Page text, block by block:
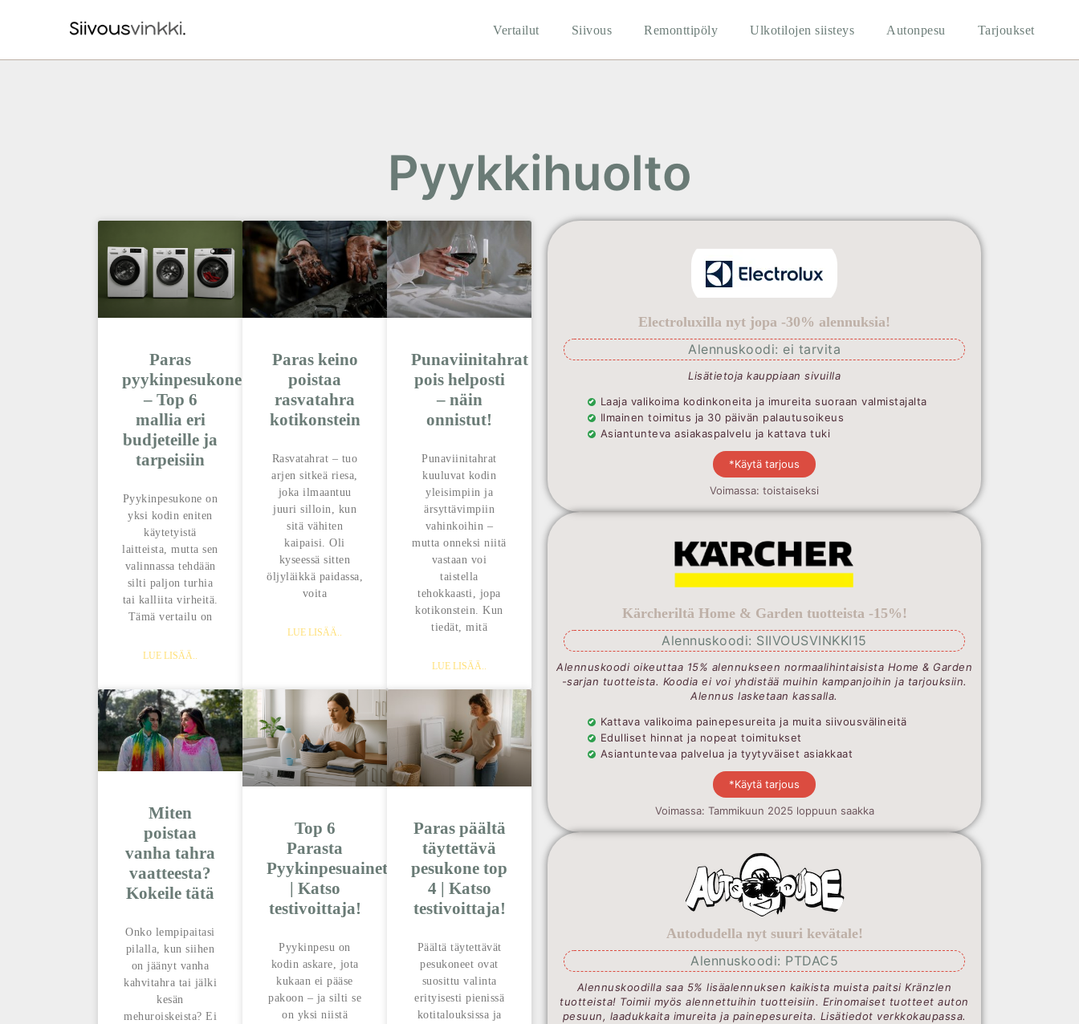
Vertailut Siivous Remonttipöly Ulkotilojen siisteys Autonpesu Tarjoukset
Pyykkihuolto
Paras
pyykinpesukone
– Top 6
mallia eri
budjeteille ja
tarpeisiin
Pyykinpesukone on
yksi kodin eniten
käytetyistä
laitteista, mutta sen
valinnassa tehdään
silti paljon turhia
tai kalliita virheitä.
Tämä vertailu on
LUE LISÄÄ..
Paras keino
poistaa
rasvatahra
kotikonstein
Rasvatahrat – tuo
arjen sitkeä riesa,
joka ilmaantuu
juuri silloin, kun
sitä vähiten
kaipaisi. Oli
kyseessä sitten
öljyläikkä paidassa,
voita
LUE LISÄÄ..
Punaviinitahrat
pois helposti
– näin
onnistut!
Punaviinitahrat
kuuluvat kodin
yleisimpiin ja
ärsyttävimpiin
vahinkoihin –
mutta onneksi niitä
vastaan voi
taistella
tehokkaasti, jopa
kotikonstein. Kun
tiedät, mitä
LUE LISÄÄ..
Miten
poistaa
vanha tahra
vaatteesta?
Kokeile tätä
Onko lempipaitasi
pilalla, kun siihen
on jäänyt vanha
kahvitahra tai jälki
kesän
mehuroiskeista? Ei
Top 6
Parasta
Pyykinpesuainetta
| Katso
testivoittaja!
Pyykinpesu on
kodin askare, jota
kukaan ei pääse
pakoon – ja silti se
on yksi niistä
Paras päältä
täytettävä
pesukone top
4 | Katso
testivoittaja!
Päältä täytettävät
pesukoneet ovat
suosittu valinta
erityisesti pienissä
kotitalouksissa ja
Electroluxilla nyt jopa -30% alennuksia!
Alennuskoodi: ei tarvita
Lisätietoja kauppiaan sivuilla
Laaja valikoima kodinkoneita ja imureita suoraan valmistajalta
Ilmainen toimitus ja 30 päivän palautusoikeus
Asiantunteva asiakaspalvelu ja kattava tuki
*Käytä tarjous
Voimassa: toistaiseksi
Kärcheriltä Home & Garden tuotteista -15%!
Alennuskoodi: SIIVOUSVINKKI15
Alennuskoodi oikeuttaa 15% alennukseen normaalihintaisista Home & Garden
-sarjan tuotteista. Koodia ei voi yhdistää muihin kampanjoihin ja tarjouksiin.
Alennus lasketaan kassalla.
Kattava valikoima painepesureita ja muita siivousvälineitä
Edulliset hinnat ja nopeat toimitukset
Asiantuntevaa palvelua ja tyytyväiset asiakkaat
*Käytä tarjous
Voimassa: Tammikuun 2025 loppuun saakka
Autodudella nyt suuri kevätale!
Alennuskoodi: PTDAC5
Alennuskoodilla saa 5% lisäalennuksen kaikista muista paitsi Kränzlen
tuotteista! Toimii myös alennettuihin tuotteisiin. Erinomaiset tuotteet auton
pesuun, laadukkaita imureita ja painepesureita. Lisätiedot verkkokaupassa.